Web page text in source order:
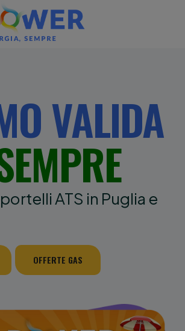
VALIDA
ATS in Puglia e
OFFERTE GAS